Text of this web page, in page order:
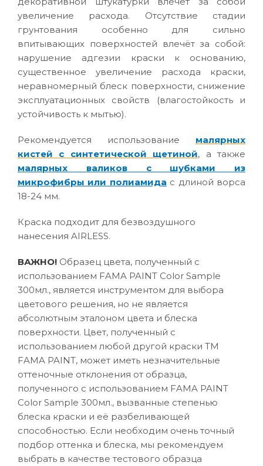
увеличение расхода. Отсутствие стадии
грунтования особенно для сильно
впитывающих поверхностей влечёт за собой:
нарушение адгезии краски к основанию,
существенное увеличение расхода краски,
неравномерный блеск поверхности, снижение
эксплуатационных свойств (влагостойкость и
устойчивость к мытью).
Рекомендуется использование малярных
кистей с синтетической щетиной, а также
малярных валиков с шубками из
микрофибры или полиамида с длиной ворса
18-24 мм.
Краска подходит для безвоздушного
нанесения AIRLESS.
ВАЖНО! Образец цвета, полученный с
использованием FAMA PAINT Color Sample
300мл., является инструментом для выбора
цветового решения, но не является
абсолютным эталоном цвета и блеска
поверхности. Цвет, полученный с
использованием любой другой краски ТМ
FAMA PAINT, может иметь незначительные
оттеночные отклонения от образца,
полученного с использованием FAMA PAINT
Color Sample 300мл., вызванные степенью
блеска краски и её разбеливающей
способностью. Если необходим очень точный
подбор оттенка и блеска, мы рекомендуем
выбрать в качестве тестового образца